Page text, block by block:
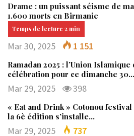
Drame : un puissant séisme de
1.600 morts en Birmanie
Mar 30, 2025 1 151
Ramadan 2025 : l’Union
célébration pour ce dimanche 30…
Mar 29, 2025 398
« Eat and Drink » Cotonou
la 6è édition s’installe…
Mar 29, 2025 737